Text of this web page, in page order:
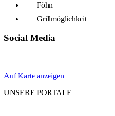
Föhn
Grillmöglich­keit
Social Media
Auf Karte anzeigen
UNSERE PORTALE